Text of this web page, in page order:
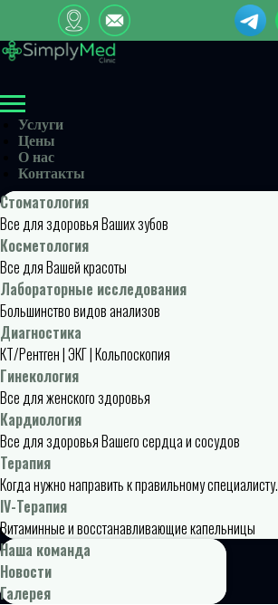
Услуги
Цены
О нас
Контакты
Стоматология
Все для здоровья Ваших зубов
Косметология
Все для Вашей красоты
Лабораторные исследования
Большинство видов анализов
Диагностика
КТ/Рентген | ЭКГ | Кольпоскопия
Гинекология
Все для женского здоровья
Кардиология
Все для здоровья Вашего сердца и сосудов
Терапия
Когда нужно направить к правильному специалисту.
IV-Терапия
Витаминные и восстанавливающие капельницы
Наша команда
Новости
Галерея